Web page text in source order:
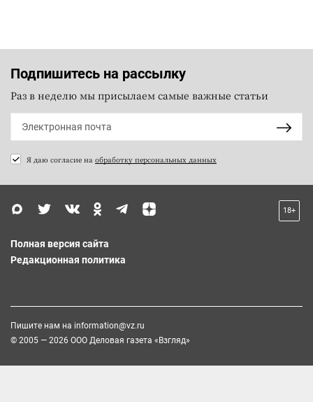
Подпишитесь на рассылку
Раз в неделю мы присылаем самые важные статьи
Я даю согласие на обработку персональных данных
18+
Полная версия сайта
Редакционная политика
Пишите нам на information@vz.ru
© 2005 — 2026 ООО Деловая газета «Взгляд»